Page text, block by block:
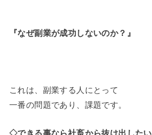
『なぜ副業が成功しないのか？ 』
これは、副業する人にとって
一番の問題であり、課題です。
◇できる事なら社畜から抜け出したい